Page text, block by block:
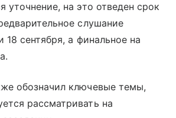
уточнение, на это отведен срок
слушание
18 сентября, а финальное на
обозначил ключевые темы,
рассматривать на